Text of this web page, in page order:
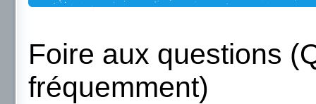
Foire aux questions
fréquemment)